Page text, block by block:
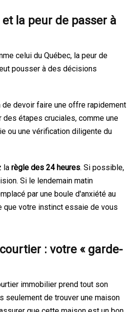
la peur de passer à
celui du Québec, la peur de
pousser à des décisions
de devoir faire une offre rapidement
étapes cruciales, comme une
ou une vérification diligente du
la règle des 24 heures. Si possible,
Si le lendemain matin
par une boule d'anxiété au
que votre instinct essaie de vous
: votre « garde-
immobilier prend tout son
seulement de trouver une maison